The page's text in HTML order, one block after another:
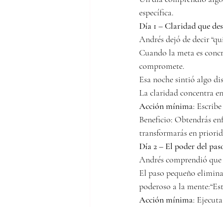
específica.
Día 1 – Claridad que
Andrés dejó de decir
Cuando la meta es
compromete.
Esa noche sintió algo
La claridad concentra
Acción mínima:
Beneficio: Obtendrás
transformarás en
Día 2 – El poder del
Andrés comprendió
El paso pequeño
poderoso a la
Acción mínima: